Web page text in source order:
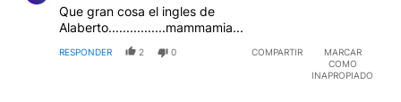
Que gran cosa el ingles de
Alaberto................mammamia...
RESPONDER 2 0 COMPARTIR
MARCAR
COMO
INAPROPIADO